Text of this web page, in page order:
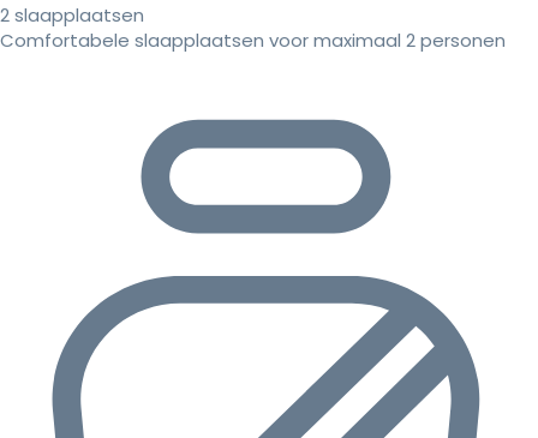
2 slaapplaatsen
Comfortabele slaapplaatsen voor maximaal 2 personen